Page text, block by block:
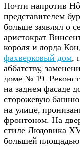
Почти напротив
представителем
больше заявлял о
аристократ
короля и лорда
фахверковый дом,
аббатству,
доме № 19.
на заднем фасаде
сторожевую
на улице,
фронтоном. На
стиле Людовика
большей